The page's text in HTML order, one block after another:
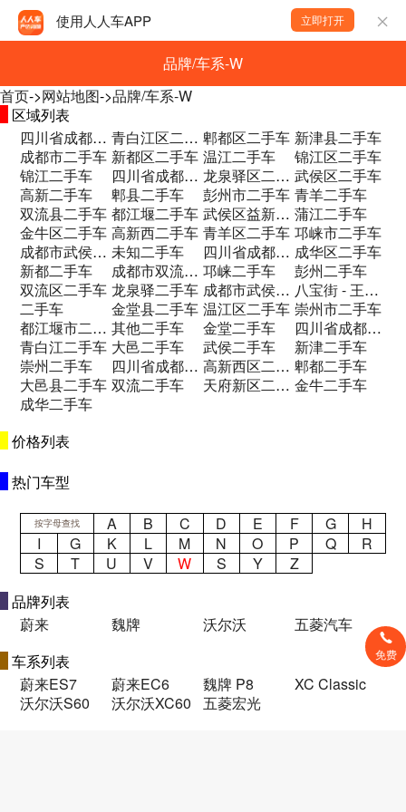
使用人人车APP 立即打开
品牌/车系-W
首页->网站地图->品牌/车系-W
区域列表
四川省成都市武侯区丽都路3号 二手车
青白江区二手车 郫都区二手车 新津县二手车
成都市二手车 新都区二手车 温江二手车
锦江区二手车
锦江二手车
四川省成都市武侯区太平寺东路82号 二手车 龙泉驿区二手车 武侯区二手车
高新二手车
郫县二手车 彭州市二手车 青羊二手车
双流县二手车 都江堰二手车 武侯区益新大道688号中外运敦豪物流园区二手车 蒲江二手车
金牛区二手车 高新西二手车 青羊区二手车 邛崃市二手车
成都市武侯区火车南站西路1626号二手车 未知二手车 四川省成都市双流区大同路一段15号二手车 成华区二手车
新都二手车
成都市双流区黄河中路139号二手车 邛崃二手车
彭州二手车
双流区二手车 龙泉驿二手车 成都市武侯区新盛路16号田园二手车超市二手车
八宝街 - 王家塘街84号二手车
二手车
金堂县二手车 温江区二手车 崇州市二手车
都江堰市二手车 其他二手车 金堂二手车
四川省成都市双流区文星镇黄河中路二段13二手车
青白江二手车 大邑二手车 武侯二手车
新津二手车
崇州二手车
四川省成都市武侯区益新大道688号中外运二手车 高新西区二手车 郫都二手车
大邑县二手车 双流二手车 天府新区二手车 金牛二手车
成华二手车
价格列表
热门车型
按字母查找 A B C D E F G
H
I
G K L M N O P Q
R
S
T U V W S Y
Z
品牌列表
蔚来
魏牌 沃尔沃
五菱汽车
车系列表
蔚来ES7
蔚来EC6 魏牌 P8
XC Classic
沃尔沃S60
沃尔沃XC60 五菱宏光
免费